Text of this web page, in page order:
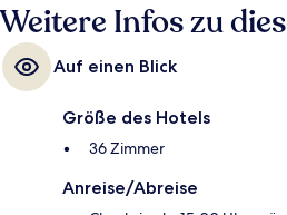
Weitere Infos zu
Auf einen Blick
Größe des Hotels
36 Zimmer
Anreise/Abreise